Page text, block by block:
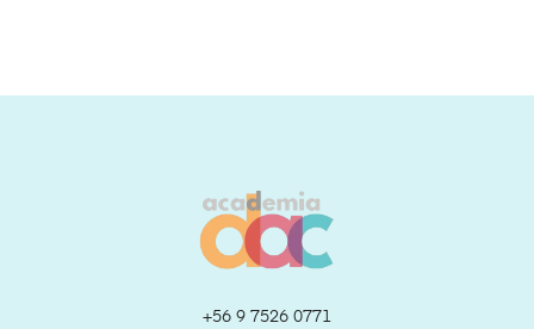
+56 9 7526 0771